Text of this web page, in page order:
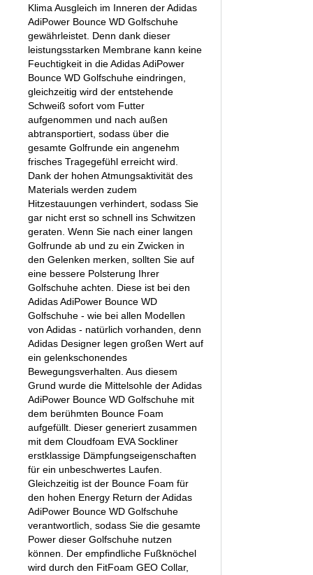
Klima Ausgleich im Inneren der Adidas
AdiPower Bounce WD Golfschuhe
gewährleistet. Denn dank dieser
leistungsstarken Membrane kann keine
Feuchtigkeit in die Adidas AdiPower
Bounce WD Golfschuhe eindringen,
gleichzeitig wird der entstehende
Schweiß sofort vom Futter
aufgenommen und nach außen
abtransportiert, sodass über die
gesamte Golfrunde ein angenehm
frisches Tragegefühl erreicht wird.
Dank der hohen Atmungsaktivität des
Materials werden zudem
Hitzestauungen verhindert, sodass Sie
gar nicht erst so schnell ins Schwitzen
geraten. Wenn Sie nach einer langen
Golfrunde ab und zu ein Zwicken in
den Gelenken merken, sollten Sie auf
eine bessere Polsterung Ihrer
Golfschuhe achten. Diese ist bei den
Adidas AdiPower Bounce WD
Golfschuhe - wie bei allen Modellen
von Adidas - natürlich vorhanden, denn
Adidas Designer legen großen Wert auf
ein gelenkschonendes
Bewegungsverhalten. Aus diesem
Grund wurde die Mittelsohle der Adidas
AdiPower Bounce WD Golfschuhe mit
dem berühmten Bounce Foam
aufgefüllt. Dieser generiert zusammen
mit dem Cloudfoam EVA Sockliner
erstklassige Dämpfungseigenschaften
für ein unbeschwertes Laufen.
Gleichzeitig ist der Bounce Foam für
den hohen Energy Return der Adidas
AdiPower Bounce WD Golfschuhe
verantwortlich, sodass Sie die gesamte
Power dieser Golfschuhe nutzen
können. Der empfindliche Fußknöchel
wird durch den FitFoam GEO Collar,